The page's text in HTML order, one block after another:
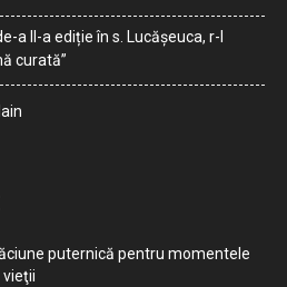
a II-a ediție în s. Lucășeuca, r-l
curată”
puternică pentru momentele
vieţii